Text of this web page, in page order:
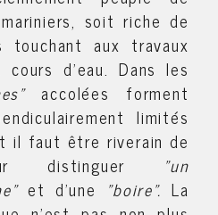
soit riche de
touchant aux travaux
d'eau. Dans les
accolées forment
limités
il faut être riverain de
distinguer "un
et d'une "boire". La